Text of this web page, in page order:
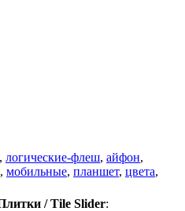
, логические-флеш, айфон,
, мобильные, планшет, цвета,
/ Tile Slider: